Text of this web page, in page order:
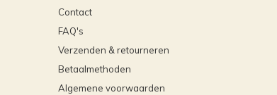
Contact
FAQ's
Verzenden & retourneren
Betaalmethoden
Algemene voorwaarden